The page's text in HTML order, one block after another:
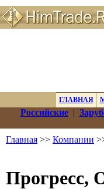
ГЛАВНАЯ
Российские|
Главная >> Компании
Прогресс,